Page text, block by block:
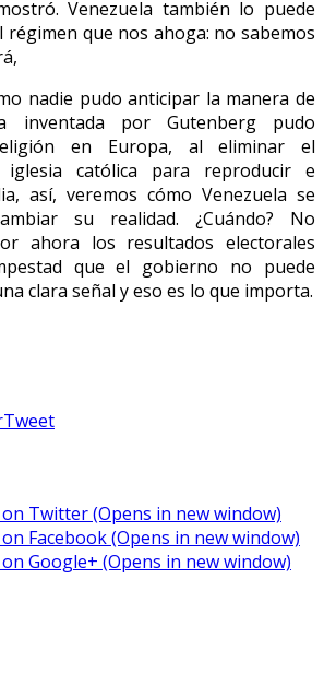
Venezuela también lo puede
régimen que nos ahoga: no sabemos
nadie pudo anticipar la manera de
inventada por Gutenberg pudo
en Europa, al eliminar el
católica para reproducir e
así, veremos cómo Venezuela se
su realidad. ¿Cuándo? No
ahora los resultados electorales
que el gobierno no puede
clara señal y eso es lo que importa.
Tweet
Twitter (Opens in new window)
Facebook (Opens in new window)
Google+ (Opens in new window)